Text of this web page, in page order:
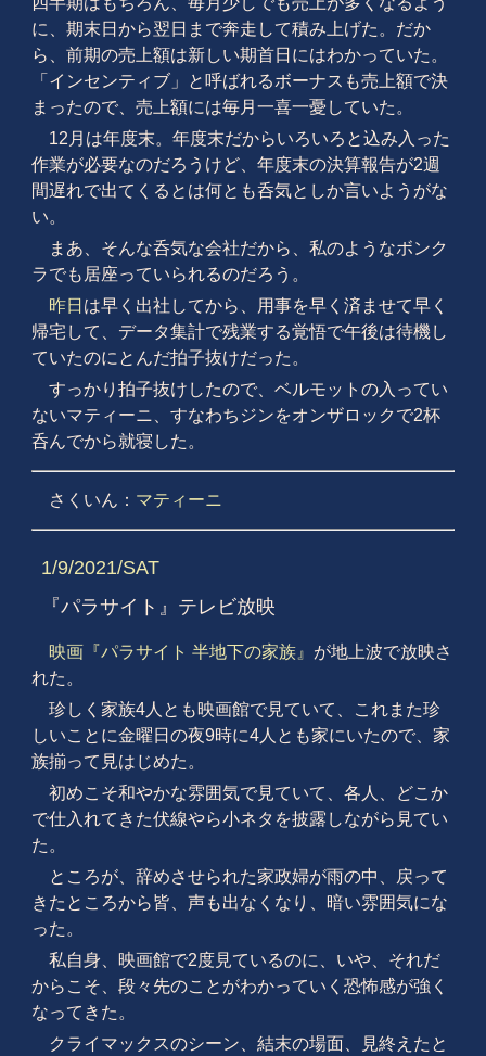
に、期末日から翌日まで奔走して積み上げた。だか
ら、前期の売上額は新しい期首日にはわかっていた。
「インセンティブ」と呼ばれるボーナスも売上額で決
まったので、売上額には毎月一喜一憂していた。
12月は年度末。年度末だからいろいろと込み入った
作業が必要なのだろうけど、年度末の決算報告が2週
間遅れで出てくるとは何とも呑気としか言いようがな
い。
まあ、そんな呑気な会社だから、私のようなボンク
ラでも居座っていられるのだろう。
昨日 は早く出社してから、用事を早く済ませて早く
帰宅して、データ集計で残業する覚悟で午後は待機し
ていたのにとんだ拍子抜けだった。
すっかり拍子抜けしたので、ベルモットの入ってい
ないマティーニ、すなわちジンをオンザロックで2杯
呑んでから就寝した。
さくいん： マティーニ
1/9/2021/SAT
『パラサイト』テレビ放映
映画『パラサイト 半地下の家族』 が地上波で放映さ
れた。
珍しく家族4人とも映画館で見ていて、これまた珍
しいことに金曜日の夜9時に4人とも家にいたので、家
族揃って見はじめた。
初めこそ和やかな雰囲気で見ていて、各人、どこか
で仕入れてきた伏線やら小ネタを披露しながら見てい
た。
ところが、辞めさせられた家政婦が雨の中、戻って
きたところから皆、声も出なくなり、暗い雰囲気にな
った。
私自身、映画館で2度見ているのに、いや、それだ
からこそ、段々先のことがわかっていく恐怖感が強く
なってきた。
クライマックスのシーン、結末の場面、見終えたと